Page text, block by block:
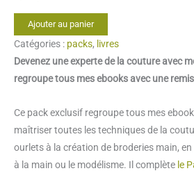
quantité
de
Pack
Ajouter au panier
Catégories : packs, livres
Devenez une experte de la couture avec
regroupe tous mes ebooks avec une
Ce pack exclusif regroupe tous mes
maîtriser toutes les techniques de la
ourlets à la création de broderies main,
à la main ou le modélisme. Il complète le